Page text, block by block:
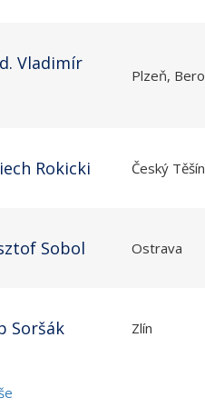
Vladimír
Plzeň,
Rokicki Český Těšín
Sobol Ostrava
Soršák Zlín